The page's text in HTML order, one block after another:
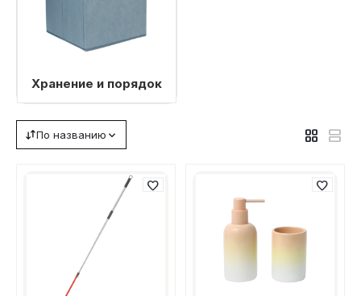
Хранение и порядок
По названию